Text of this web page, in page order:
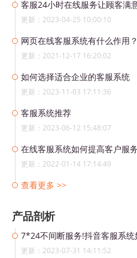
更新：2023-04-25 10:00:10
网页在线客服系统有什么作用？
更新：2021-12-17 16:20:02
如何选择适合企业的客服系统
更新：2023-11-03 17:11:36
客服系统推荐
更新：2023-06-12 15:48:07
更新：2022-01-14 17:14:49
查看更多 >>
产品剖析
更新：2023-07-31 14:11:52